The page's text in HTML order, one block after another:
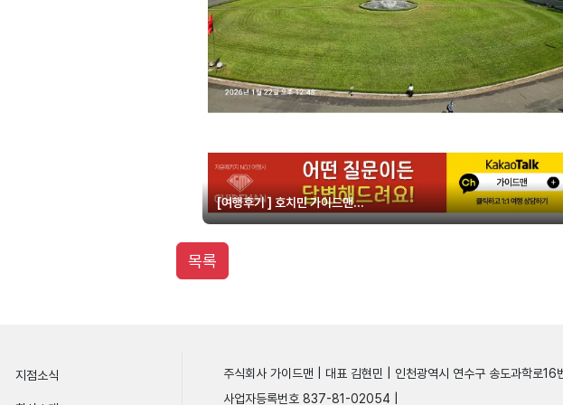
[여행후기 ] 호치민 가이드맨...
목록
지점소식
주식회사 가이드맨 | 대표 김현민 | 인천광역시 연수구 송도과학로
사업자등록번호 837-81-02054 |